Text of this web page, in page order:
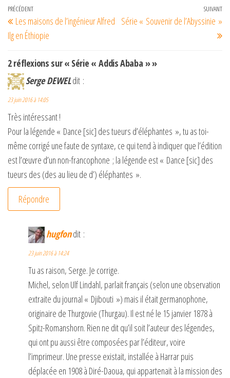
Navigation
de
l’article
Article
précédent
PRÉCÉDENT
Les maisons de l’ingénieur Alfred
Ilg en Éthiopie
SUIVANT
Série « Souvenir de l’Abyssinie »
2 réflexions sur « Série « Addis Ababa » »
Serge DEWELdit :
23 juin 2016 à 14:05
Très intéressant !
Pour la légende « Dance [sic] des tueurs d’éléphantes », tu as toi-
même corrigé une faute de syntaxe, ce qui tend à indiquer que l’édition
est l’œuvre d’un non-francophone ; la légende est « Dance [sic] des
tueurs des (des au lieu de d’) éléphantes ».
Répondre
hugfondit :
23 juin 2016 à 14:24
Tu as raison, Serge. Je corrige.
Michel, selon Ulf Lindahl, parlait français (selon une observation
extraite du journal « Djibouti ») mais il était germanophone,
originaire de Thurgovie (Thurgau). Il est né le 15 janvier 1878 à
Spitz-Romanshorn. Rien ne dit qu’il soit l’auteur des légendes,
qui ont pu aussi être composées par l’éditeur, voire
l’imprimeur. Une presse existait, installée à Harrar puis
déplacée en 1908 à Diré-Daoua, qui appartenait à la mission des